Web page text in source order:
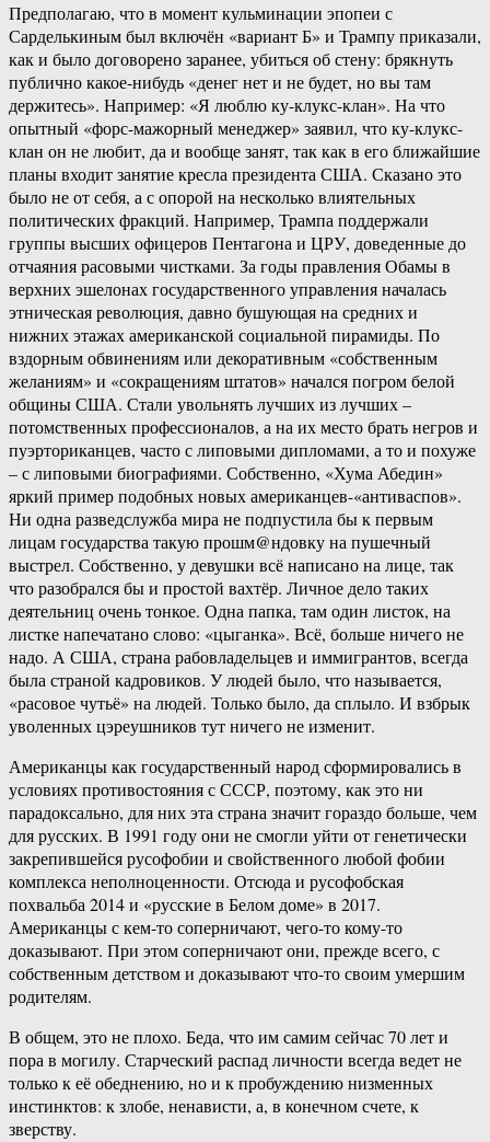
Предполагаю, что в момент кульминации эпопеи с
Сарделькиным был включён «вариант Б» и Трампу приказали,
как и было договорено заранее, убиться об стену: брякнуть
публично какое-нибудь «денег нет и не будет, но вы там
держитесь». Например: «Я люблю ку-клукс-клан». На что
опытный «форс-мажорный менеджер» заявил, что ку-клукс-
клан он не любит, да и вообще занят, так как в его ближайшие
планы входит занятие кресла президента США. Сказано это
было не от себя, а с опорой на несколько влиятельных
политических фракций. Например, Трампа поддержали
группы высших офицеров Пентагона и ЦРУ, доведенные до
отчаяния расовыми чистками. За годы правления Обамы в
верхних эшелонах государственного управления началась
этническая революция, давно бушующая на средних и
нижних этажах американской социальной пирамиды. По
вздорным обвинениям или декоративным «собственным
желаниям» и «сокращениям штатов» начался погром белой
общины США. Стали увольнять лучших из лучших –
потомственных профессионалов, а на их место брать негров и
пуэрториканцев, часто с липовыми дипломами, а то и похуже
– с липовыми биографиями. Собственно, «Хума Абедин»
яркий пример подобных новых американцев-«антиваспов».
Ни одна разведслужба мира не подпустила бы к первым
лицам государства такую прошм@ндовку на пушечный
выстрел. Собственно, у девушки всё написано на лице, так
что разобрался бы и простой вахтёр. Личное дело таких
деятельниц очень тонкое. Одна папка, там один листок, на
листке напечатано слово: «цыганка». Всё, больше ничего не
надо. А США, страна рабовладельцев и иммигрантов, всегда
была страной кадровиков. У людей было, что называется,
«расовое чутьё» на людей. Только было, да сплыло. И взбрык
уволенных цэреушников тут ничего не изменит.
Американцы как государственный народ сформировались в
условиях противостояния с СССР, поэтому, как это ни
парадоксально, для них эта страна значит гораздо больше, чем
для русских. В 1991 году они не смогли уйти от генетически
закрепившейся русофобии и свойственного любой фобии
комплекса неполноценности. Отсюда и русофобская
похвальба 2014 и «русские в Белом доме» в 2017.
Американцы с кем-то соперничают, чего-то кому-то
доказывают. При этом соперничают они, прежде всего, с
собственным детством и доказывают что-то своим умершим
родителям.
В общем, это не плохо. Беда, что им самим сейчас 70 лет и
пора в могилу. Старческий распад личности всегда ведет не
только к её обеднению, но и к пробуждению низменных
инстинктов: к злобе, ненависти, а, в конечном счете, к
зверству.